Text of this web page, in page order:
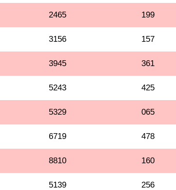
2465 199
3156 157
3945 361
5243 425
5329 065
6719 478
8810 160
5139 256